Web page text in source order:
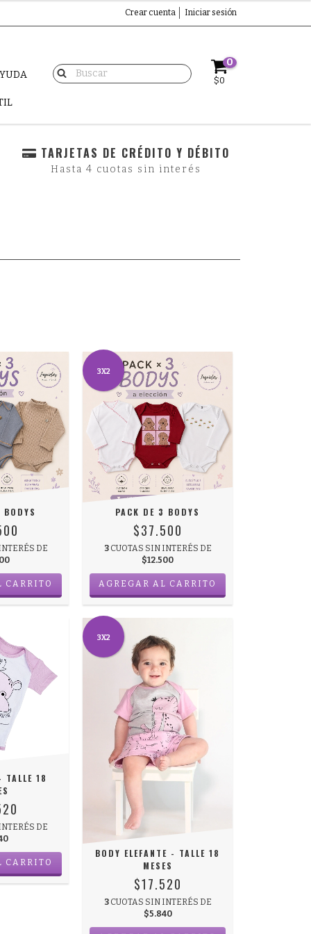
Crear cuenta Iniciar sesión
0
$0
TARJETAS DE CRÉDITO Y DÉBITO
Hasta 4 cuotas sin interés
DE
3X2
PACK DE 3 BODYS
$37.500
3 CUOTAS SIN INTERÉS DE
$12.500
TALLE 18
DE
CARRITO
3X2
BODY ELEFANTE - TALLE 18
MESES
$17.520
3 CUOTAS SIN INTERÉS DE
$5.840